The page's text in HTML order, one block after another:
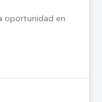
oportunidad en